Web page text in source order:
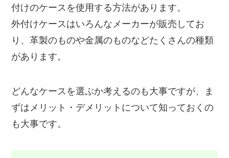
付けのケースを使用する方法があります。
外付けケースはいろんなメーカーが販売してお
り、革製のものや金属のものなどたくさんの種類
があります。
どんなケースを選ぶか考えるのも大事ですが、ま
ずはメリット・デメリットについて知っておくの
も大事です。